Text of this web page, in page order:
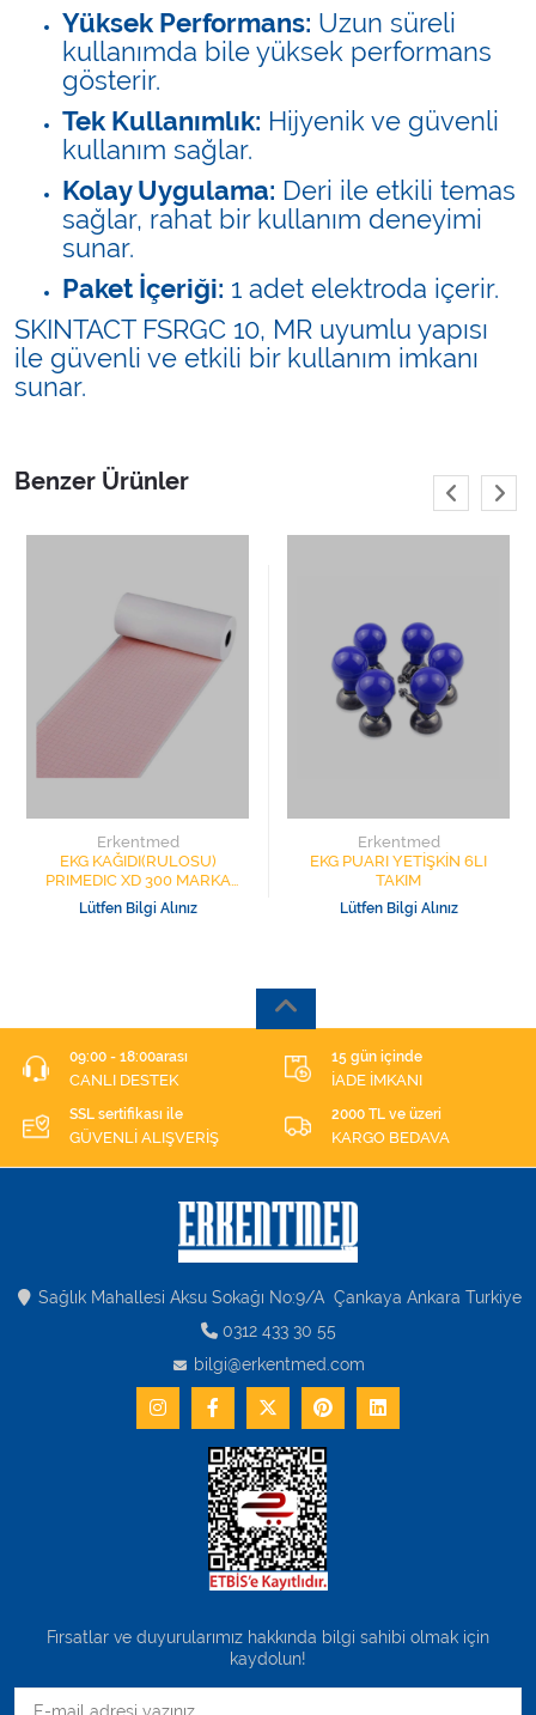
Yüksek Performans: Uzun süreli
kullanımda bile yüksek performans
gösterir.
Tek Kullanımlık: Hijyenik ve güvenli
kullanım sağlar.
Kolay Uygulama: Deri ile etkili temas
sağlar, rahat bir kullanım deneyimi
sunar.
Paket İçeriği: 1 adet elektroda içerir.
SKINTACT FSRGC 10, MR uyumlu yapısı
ile güvenli ve etkili bir kullanım imkanı
sunar.
Benzer Ürünler
Erkentmed
EKG KAĞIDI(RULOSU)
PRIMEDIC XD 300 MARKA
DEFİBRİLATÖR CİHAZI İÇİN
58X25 D.S. 16MS.
Lütfen Bilgi Alınız
Erkentmed
EKG PUARI YETİŞKİN 6LI
TAKIM
Lütfen Bilgi Alınız
09:00 - 18:00arası
CANLI DESTEK
15 gün içinde
İADE İMKANI
SSL sertifikası ile
GÜVENLİ ALIŞVERİŞ
2000 TL ve üzeri
KARGO BEDAVA
Sağlık Mahallesi Aksu Sokağı No:9/A Çankaya Ankara Turkiye
0312 433 30 55
bilgi@erkentmed.com
Fırsatlar ve duyurularımız hakkında bilgi sahibi olmak için
kaydolun!